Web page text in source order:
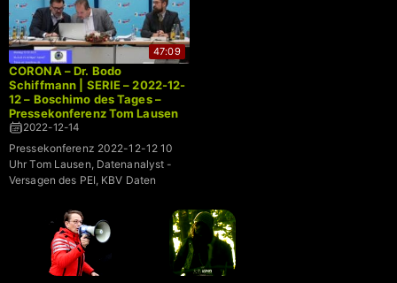
47:09
CORONA – Dr. Bodo
Schiffmann | SERIE – 2022-12-
12 – Boschimo des Tages –
Pressekonferenz Tom Lausen
2022-12-14
Pressekonferenz 2022-12-12 10
Uhr Tom Lausen, Datenanalyst -
Versagen des PEI, KBV Daten